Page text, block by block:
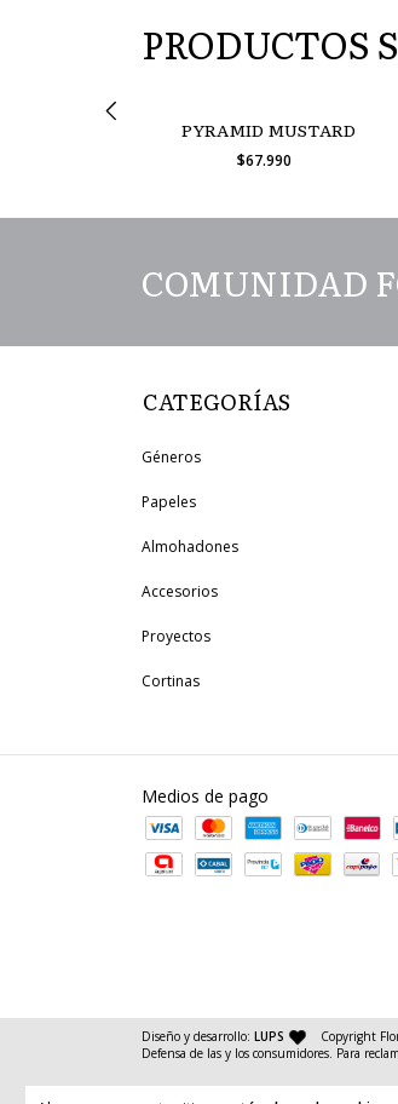
PRODUCTOS
PYRAMID MUSTARD
$67.990
COMUNIDAD
CATEGORÍAS
Géneros
Papeles
Almohadones
Accesorios
Proyectos
Cortinas
Medios de pago
Diseño y desarrollo: LUPS — agencia de
Copyright
Defensa de las y los consumidores. Para